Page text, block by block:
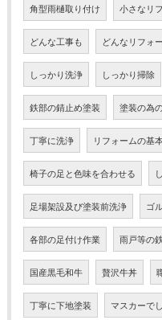
角型雨樋取り付け 小さなリ
どんな工事も どんなリフォ
しっかり洗浄 しっかり掃除
鉄部の錆止め塗装 塗装の為
丁寧に洗浄 リフォームの基
椅子の足と色味を合わせる
足場架設及び塗装前洗浄 ゴ
各部の足付け作業 雨戸等の
国産黒毛和牛 贅沢牛丼
丁寧に下地塗装 マスカーで